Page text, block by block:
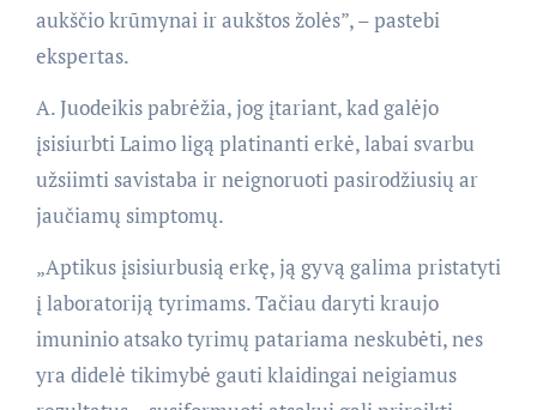
aukščio krūmynai ir aukštos žolės”, – pastebi
ekspertas.
A. Juodeikis pabrėžia, jog įtariant, kad galėjo
įsisiurbti Laimo ligą platinanti erkė, labai svarbu
užsiimti savistaba ir neignoruoti pasirodžiusių ar
jaučiamų simptomų.
„Aptikus įsisiurbusią erkę, ją gyvą galima pristatyti
į laboratoriją tyrimams. Tačiau daryti kraujo
imuninio atsako tyrimų patariama neskubėti, nes
yra didelė tikimybė gauti klaidingai neigiamus